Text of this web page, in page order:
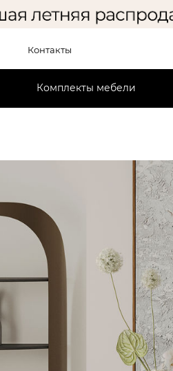
Контакты
Комплекты мебели